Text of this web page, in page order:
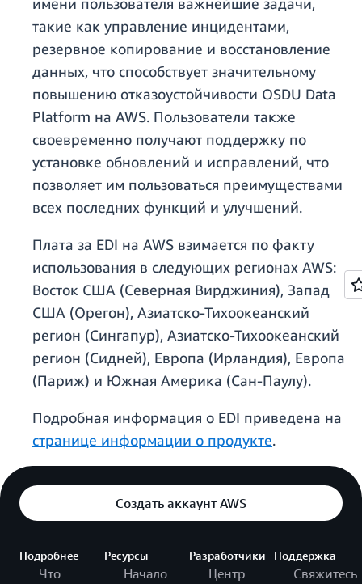
такие как управление инцидентами,
резервное копирование и восстановление
данных, что способствует значительному
повышению отказоустойчивости OSDU Data
Platform на AWS. Пользователи также
своевременно получают поддержку по
установке обновлений и исправлений, что
позволяет им пользоваться преимуществами
всех последних функций и улучшений.
Плата за EDI на AWS взимается по факту
использования в следующих регионах AWS:
Восток США (Северная Вирджиния), Запад
США (Орегон), Азиатско-Тихоокеанский
регион (Сингапур), Азиатско-Тихоокеанский
регион (Сидней), Европа (Ирландия), Европа
(Париж) и Южная Америка (Сан-Паулу).
Подробная информация о EDI приведена на
странице информации о продукте.
Создать аккаунт AWS
Подробнее
Что
Ресурсы
Начало
Разработчики
Центр
Поддержка
Свяжитесь